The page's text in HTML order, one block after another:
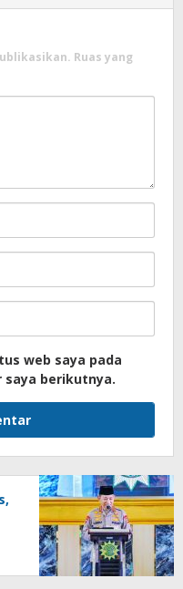
Ruas yang
web saya pada
berikutnya.